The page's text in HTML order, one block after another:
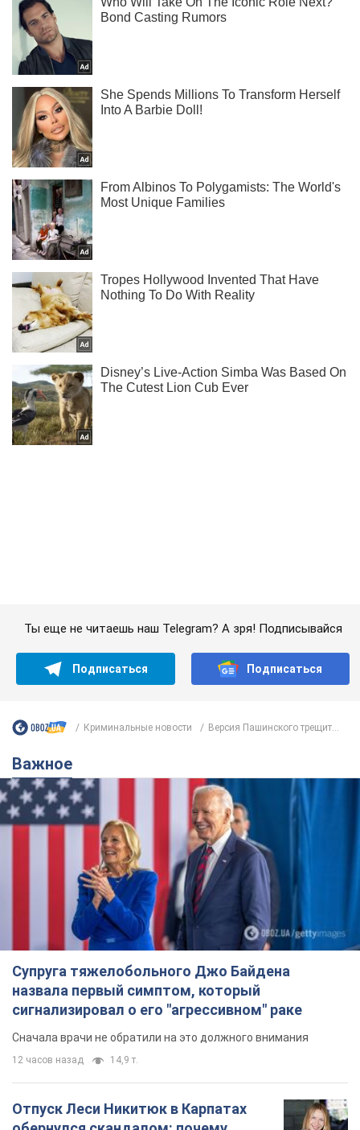
Супруга тяжелобольного Джо Байдена
назвала первый симптом, который
сигнализировал о его "агрессивном" раке
Сначала врачи не обратили на это должного внимания
12 часов назад 14,9 т.
Отпуск Леси Никитюк в Карпатах
обернулся скандалом: почему
ведущую несправедливо захейтили
Знаменитость вышла на прямую
над "i"
7 часов назад 11,8 т.
Не только из-за зарплаты: почему